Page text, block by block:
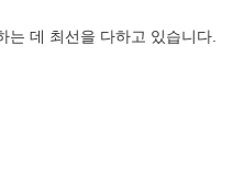
는 데 최선을 다하고 있습니다.